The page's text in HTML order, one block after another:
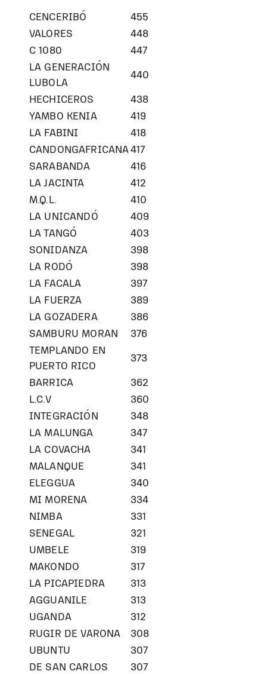
CENCERIBÓ
455
VALORES
448
C 1080
447
LA GENERACIÓN
LUBOLA
440
HECHICEROS
438
YAMBO KENIA
419
LA FABINI
418
CANDONGAFRICANA417
SARABANDA
416
LA JACINTA
412
M.Q.L.
410
LA UNICANDÓ
409
LA TANGÓ
403
SONIDANZA
398
LA RODÓ
398
LA FACALA
397
LA FUERZA
389
LA GOZADERA
386
SAMBURU MORAN
376
TEMPLANDO EN
PUERTO RICO
373
BARRICA
362
L.C.V
360
INTEGRACIÓN
348
LA MALUNGA
347
LA COVACHA
341
MALANQUE
341
ELEGGUA
340
MI MORENA
334
NIMBA
331
SENEGAL
321
UMBELE
319
MAKONDO
317
LA PICAPIEDRA
313
AGGUANILE
313
UGANDA
312
RUGIR DE VARONA
308
UBUNTU
307
DE SAN CARLOS
307